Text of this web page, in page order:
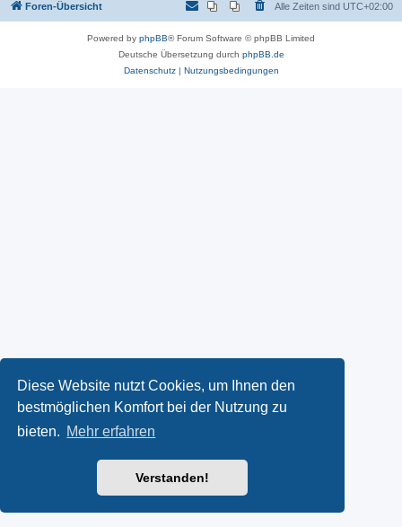
Diese Website nutzt Cookies, um Ihnen den
bestmöglichen Komfort bei der Nutzung zu
bieten. Mehr erfahren
Verstanden!
Foren-Übersicht Alle Zeiten sind UTC+02:00
Powered by phpBB® Forum Software © phpBB Limited
Deutsche Übersetzung durch phpBB.de
Datenschutz| Nutzungsbedingungen